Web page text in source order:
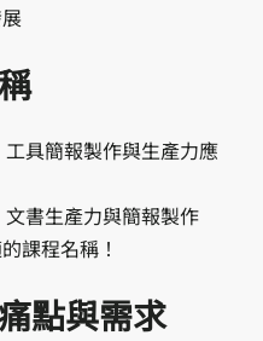
具簡報製作與生產力應
書生產力與簡報製作
課程名稱！
點與需求